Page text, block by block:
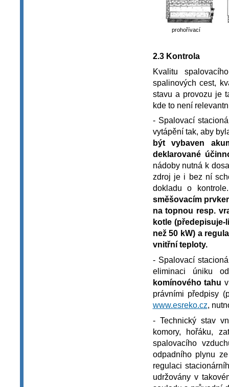
prohořívací
2.3 Kontrola
Kvalitu
spalinových cest,
stavu a provozu je
kde to není
- Spalovací
vytápění tak, aby
být vybaven
deklarované
nádoby nutná k
zdroj je i bez ní
dokladu o
směšovacím
na topnou resp.
kotle
než 50 kW) a
vnitřní teploty.
- Spalovací
eliminaci úniku
komínového tahu
právními předpisy
www.esreko.cz,
- Technický stav
komory, hořáku,
spalovacího
odpadního plynu
regulaci
udržovány v